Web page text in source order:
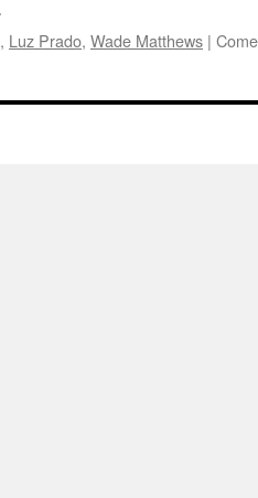
, Luz Prado, Wade Matthews |